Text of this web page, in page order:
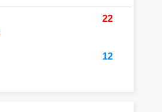
22
12